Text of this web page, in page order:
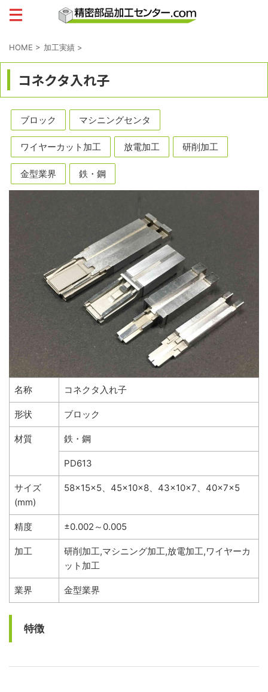
HOME > 加工実績 >
コネクタ入れ子
ブロック マシニングセンタ
ワイヤーカット加工 放電加工 研削加工
金型業界 鉄・鋼
名称 コネクタ入れ子
形状 ブロック
材質 鉄・鋼
PD613
サイズ
(mm)
58×15×5、45×10×8、43×10×7、40×7×5
精度 ±0.002～0.005
加工
研削加工,マシニング加工,放電加工,ワイヤーカ
ット加工
業界 金型業界
特徴